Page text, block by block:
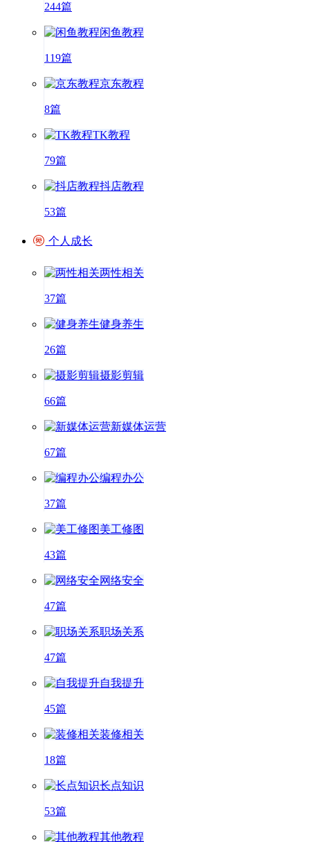
244篇
闲鱼教程
119篇
京东教程
8篇
TK教程
79篇
抖店教程
53篇
个人成长
两性相关
37篇
健身养生
26篇
摄影剪辑
66篇
新媒体运营
67篇
编程办公
37篇
美工修图
43篇
网络安全
47篇
职场关系
47篇
自我提升
45篇
装修相关
18篇
长点知识
53篇
其他教程